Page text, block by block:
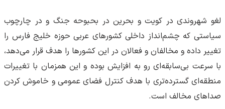
لغو شهروندی در کویت و بحرین در بحبوحه جنگ و در چارچوب
سیاستی که چشم‌انداز داخلی کشورهای عربی حوزه خلیج فارس را
تغییر داده و مخالفان و فعالان در این کشورها را هدف قرار می‌دهد،
با سرعت بی‌سابقه‌ای رو به افزایش بوده و این همزمان با تغییرات
منطقه‌ای گسترده‌تری با هدف کنترل فضای عمومی و خاموش کردن
صداهای مخالف است.